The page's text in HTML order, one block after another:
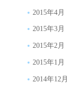
2015年4月
2015年3月
2015年2月
2015年1月
2014年12月